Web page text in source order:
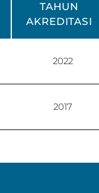
TAHUN
AKREDITASI
2022
2017